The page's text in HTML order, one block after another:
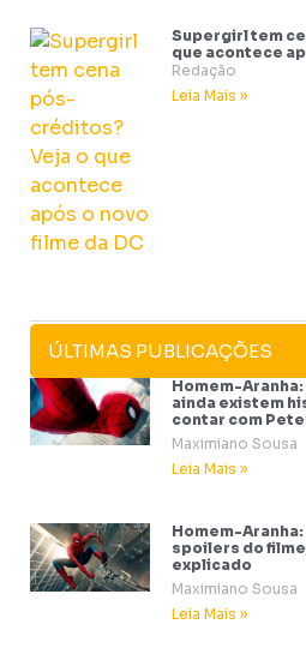
Supergirl tem
que acontece
Redação
Leia Mais »
ÚLTIMAS PUBLICAÇÕES
Homem-Aranha:
ainda existem
contar com
Maximiano Sousa
Leia Mais »
Homem-Aranha:
spoilers do
explicado
Maximiano Sousa
Leia Mais »